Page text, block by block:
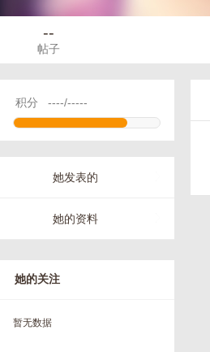
--
帖子
积分 ----/-----
她发表的
她的资料
她的关注
暂无数据